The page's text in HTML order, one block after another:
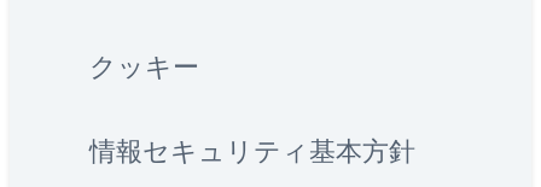
クッキー
情報セキュリティ基本方針